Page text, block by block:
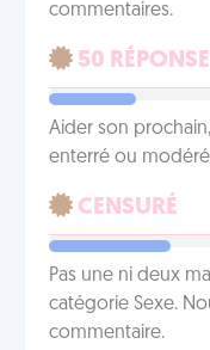
commentaires.
50
Aider son
enterré ou
CENSURÉ
Pas une ni deux
catégorie Sexe.
commentaire.